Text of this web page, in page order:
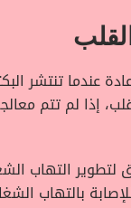
عندما تنتشر
إذا لم تتم
التهاب
بالتهاب